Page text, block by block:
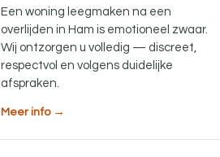
Een woning leegmaken na een
overlijden in Ham is emotioneel zwaar.
Wij ontzorgen u volledig — discreet,
respectvol en volgens duidelijke
afspraken.
Meer info →